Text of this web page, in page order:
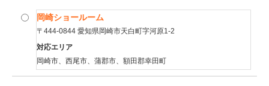
岡崎ショールーム
〒444-0844 愛知県岡崎市天白町字河原1-2
対応エリア
岡崎市、西尾市、蒲郡市、額田郡幸田町